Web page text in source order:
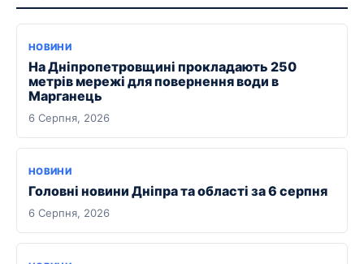
НОВИНИ
На Дніпропетровщині прокладають 250
метрів мережі для повернення води в
Марганець
6 Серпня, 2026
НОВИНИ
Головні новини Дніпра та області за 6 серпня
6 Серпня, 2026